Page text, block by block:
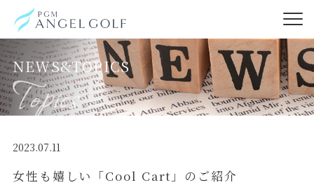
NEWS&TOPICS
2023.07.11
女性も嬉しい「Cool Cart」のご紹介